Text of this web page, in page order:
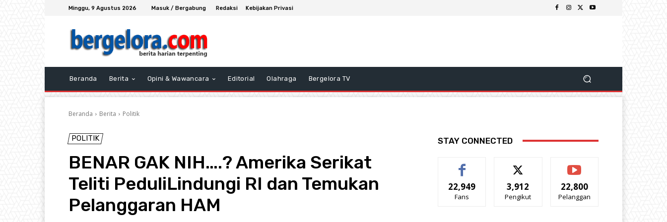
Minggu, 9 Agustus 2026 Masuk / Bergabung Redaksi Kebijakan Privasi
Beranda Berita Opini & Wawancara Editorial Olahraga Bergelora TV
Beranda Berita Politik
POLITIK
BENAR GAK NIH….? Amerika Serikat
Teliti PeduliLindungi RI dan Temukan
Pelanggaran HAM
STAY CONNECTED
22,949
Fans
3,912
Pengikut
22,800
Pelanggan